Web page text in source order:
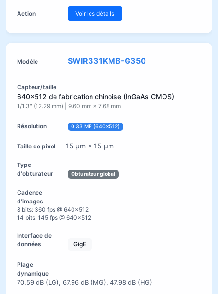
Voir les détails
SWIR331KMB-G350
640×512 de fabrication chinoise (InGaAs CMOS)
1/1.3" (12.29 mm) | 9.60 mm × 7.68 mm
0.33 MP (640×512)
15 µm × 15 µm
Obturateur global
8 bits: 360 fps @ 640×512
14 bits: 145 fps @ 640×512
GigE
70.59 dB (LG), 67.96 dB (MG), 47.98 dB (HG)